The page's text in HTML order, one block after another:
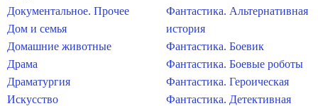
Документальное. Прочее
Дом и семья
Домашние животные
Драма
Драматургия
Искусство
Фантастика. Альтернативная
история
Фантастика. Боевик
Фантастика. Боевые роботы
Фантастика. Героическая
Фантастика. Детективная